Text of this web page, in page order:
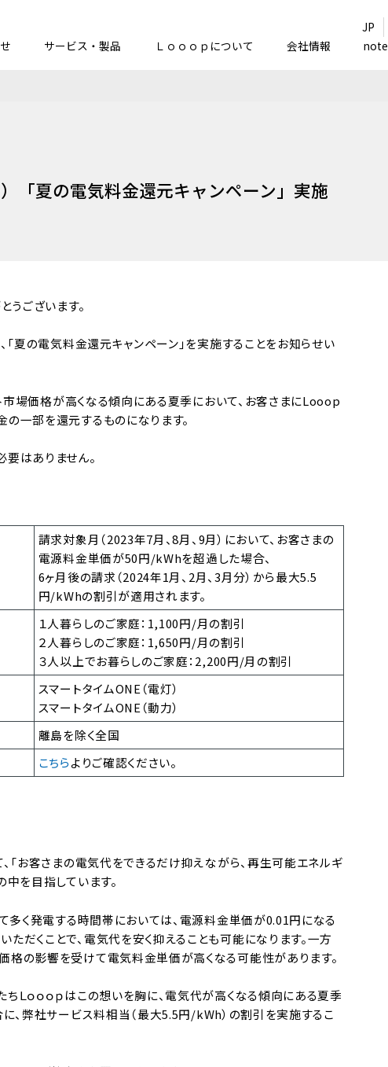
JP
サービス・製品 Ｌｏｏｏｐについて 会社情報 note
「夏の電気料金還元キャンペーン」実施
ございます。
「夏の電気料金還元キャンペーン」を実施することをお知らせい
市場価格が高くなる傾向にある夏季において、お客さまにLooop
一部を還元するものになります。
要はありません。
請求対象月（2023年7月、8月、9月）において、お客さまの
電源料金単価が50円/kWhを超過した場合、
6ヶ月後の請求（2024年1月、2月、3月分）から最大5.5
円/kWhの割引が適用されます。
１人暮らしのご家庭：1,100円/月の割引
２人暮らしのご家庭：1,650円/月の割引
３人以上でお暮らしのご家庭：2,200円/月の割引
スマートタイムONE（電灯）
スマートタイムONE（動力）
離島を除く全国
こちらよりご確認ください。
「お客さまの電気代をできるだけ抑えながら、再生可能エネルギ
を目指しています。
く発電する時間帯においては、電源料金単価が0.01円になる
だくことで、電気代を安く抑えることも可能になります。一方
格の影響を受けて電気料金単価が高くなる可能性があります。
Ｌｏｏｏｐはこの想いを胸に、電気代が高くなる傾向にある夏季
、弊社サービス料相当（最大5.5円/kWh）の割引を実施するこ